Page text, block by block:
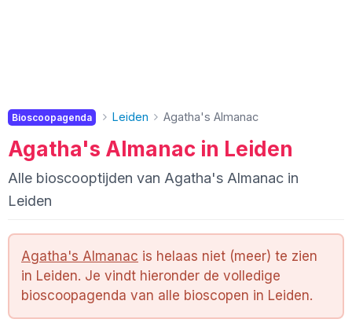
Bioscoopagenda Leiden Agatha's Almanac
Agatha's Almanac in Leiden
Alle bioscooptijden van Agatha's Almanac in
Leiden
Agatha's Almanac is helaas niet (meer) te zien
in Leiden. Je vindt hieronder de volledige
bioscoopagenda van alle bioscopen in Leiden.